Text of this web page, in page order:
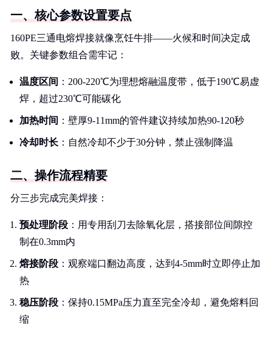
一、核心参数设置要点
160PE三通电熔焊接就像烹饪牛排——火候和时间决定成
败。关键参数组合需牢记：
温度区间 ：200-220℃为理想熔融温度带，低于190℃易虚
焊，超过230℃可能碳化
加热时间 ：壁厚9-11mm的管件建议持续加热90-120秒
冷却时长 ：自然冷却不少于30分钟，禁止强制降温
二、操作流程精要
分三步完成完美焊接：
预处理阶段 ：用专用刮刀去除氧化层，搭接部位间隙控
制在0.3mm内
熔接阶段 ：观察端口翻边高度，达到4-5mm时立即停止加
热
稳压阶段 ：保持0.15MPa压力直至完全冷却，避免熔料回
缩